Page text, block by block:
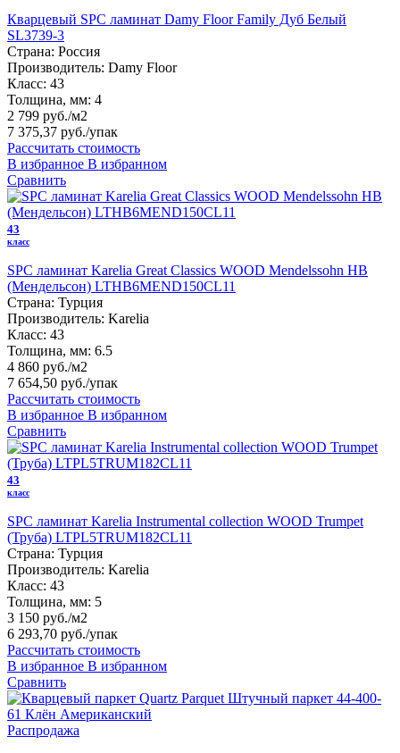
Кварцевый SPC ламинат Damy Floor Family Дуб Белый
SL3739-3
Страна: Россия
Производитель: Damy Floor
Класс: 43
Толщина, мм: 4
2 799 руб./м2
7 375,37 руб./упак
Рассчитать стоимость
В избранное В избранном
Сравнить
43
класс
SPC ламинат Karelia Great Classics WOOD Mendelssohn HB
(Мендельсон) LTHB6MEND150CL11
Страна: Турция
Производитель: Karelia
Класс: 43
Толщина, мм: 6.5
4 860 руб./м2
7 654,50 руб./упак
Рассчитать стоимость
В избранное В избранном
Сравнить
43
класс
SPC ламинат Karelia Instrumental collection WOOD Trumpet
(Труба) LTPL5TRUM182CL11
Страна: Турция
Производитель: Karelia
Класс: 43
Толщина, мм: 5
3 150 руб./м2
6 293,70 руб./упак
Рассчитать стоимость
В избранное В избранном
Сравнить
Распродажа